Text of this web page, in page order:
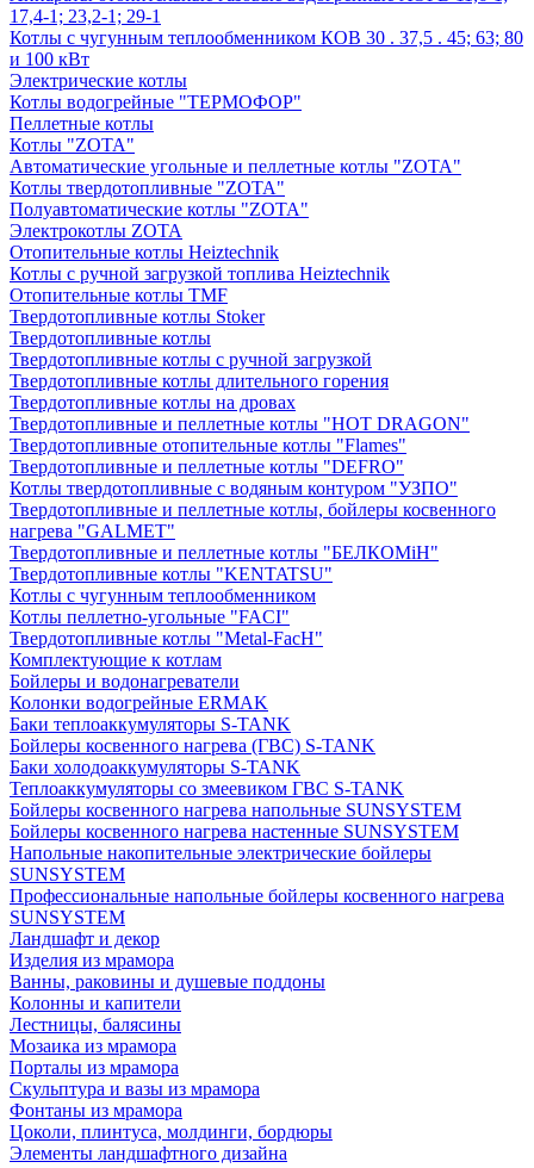
17,4-1; 23,2-1; 29-1
Котлы с чугунным теплообменником КОВ 30 . 37,5 . 45; 63; 80
и 100 кВт
Электрические котлы
Котлы водогрейные "ТЕРМОФОР"
Пеллетные котлы
Котлы "ZOTA"
Автоматические угольные и пеллетные котлы "ZOTA"
Котлы твердотопливные "ZOTA"
Полуавтоматические котлы "ZOTA"
Электрокотлы ZOTA
Отопительные котлы Heiztechnik
Котлы с ручной загрузкой топлива Heiztechnik
Отопительные котлы TMF
Твердотопливные котлы Stoker
Твердотопливные котлы
Твердотопливные котлы с ручной загрузкой
Твердотопливные котлы длительного горения
Твердотопливные котлы на дровах
Твердотопливные и пеллетные котлы "HOT DRAGON"
Твердотопливные отопительные котлы "Flames"
Твердотопливные и пеллетные котлы "DEFRO"
Котлы твердотопливные с водяным контуром "УЗПО"
Твердотопливные и пеллетные котлы, бойлеры косвенного
нагрева "GALMET"
Твердотопливные и пеллетные котлы "БЕЛКОМiН"
Твердотопливные котлы "KENTATSU"
Котлы с чугунным теплообменником
Котлы пеллетно-угольные "FACI"
Твердотопливные котлы "Metal-FacH"
Комплектующие к котлам
Бойлеры и водонагреватели
Колонки водогрейные ERMAK
Баки теплоаккумуляторы S-TANK
Бойлеры косвенного нагрева (ГВС) S-TANK
Баки холодоаккумуляторы S-TANK
Теплоаккумуляторы со змеевиком ГВС S-TANK
Бойлеры косвенного нагрева напольные SUNSYSTEM
Бойлеры косвенного нагрева настенные SUNSYSTEM
Напольные накопительные электрические бойлеры
SUNSYSTEM
Профессиональные напольные бойлеры косвенного нагрева
SUNSYSTEM
Ландшафт и декор
Изделия из мрамора
Ванны, раковины и душевые поддоны
Колонны и капители
Лестницы, балясины
Мозаика из мрамора
Порталы из мрамора
Скульптура и вазы из мрамора
Фонтаны из мрамора
Цоколи, плинтуса, молдинги, бордюры
Элементы ландшафтного дизайна